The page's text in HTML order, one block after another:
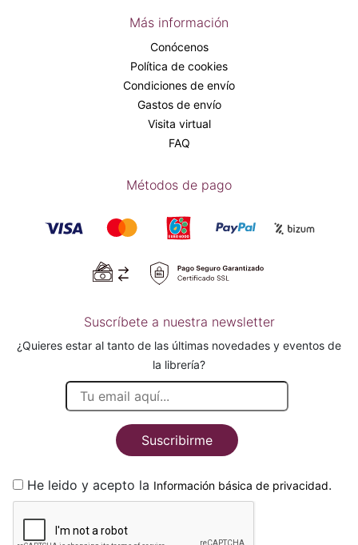
Más información
Conócenos
Política de cookies
Condiciones de envío
Gastos de envío
Visita virtual
FAQ
Métodos de pago
Suscríbete a nuestra newsletter
¿Quieres estar al tanto de las últimas novedades y eventos de
la librería?
Suscribirme
He leido y acepto la Información básica de privacidad.